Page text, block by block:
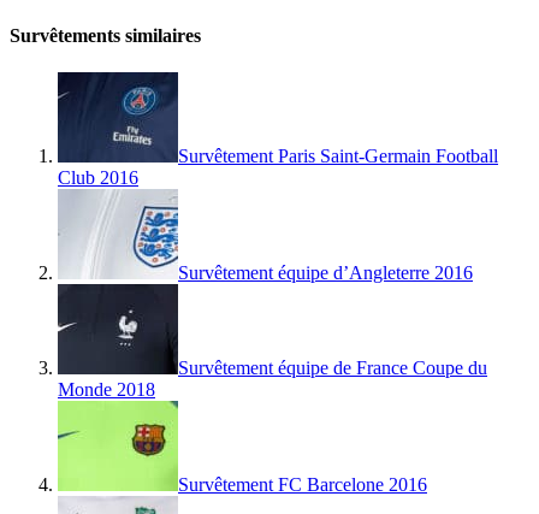
Survêtements similaires
Survêtement Paris Saint-Germain Football
Club 2016
Survêtement équipe d’Angleterre 2016
Survêtement équipe de France Coupe du
Monde 2018
Survêtement FC Barcelone 2016